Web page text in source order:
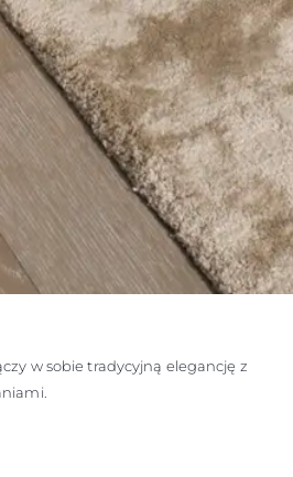
w sobie tradycyjną elegancję z